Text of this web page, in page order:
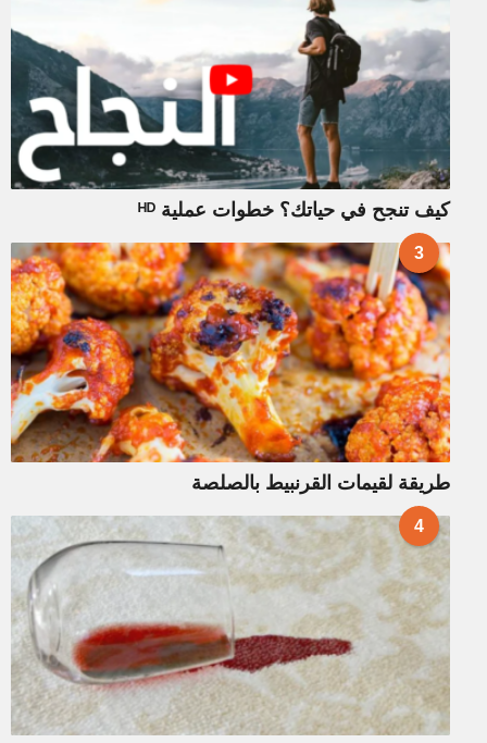
كيف تنجح في حياتك؟ خطوات عملية ᴴᴰ
3
طريقة لقيمات القرنبيط بالصلصة
4